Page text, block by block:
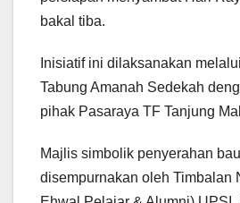
bakal tiba.
Inisiatif ini dilaksanakan
Tabung Amanah Sedekah
pihak Pasaraya TF Tanjung
Majlis simbolik penyerahan
disempurnakan oleh Timbalan